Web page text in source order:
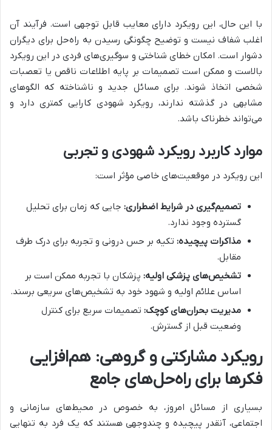
با این حال، این رویکرد دارای معایب قابل توجهی است. فرآیند آن
اغلب شفاف نیست و توضیح چگونگی رسیدن به راه‌حل برای دیگران
دشوار است. امکان خطای شناختی و سوگیری‌های فردی در این رویکرد
بالاست و ممکن است تصمیمات بر پایه اطلاعات ناقص یا تعصبات
شخصی اتخاذ شوند. برای مسائل جدید و ناشناخته که الگوهای
مشابهی در گذشته ندارند، رویکرد شهودی کارایی کمتری دارد و
می‌تواند خطرناک باشد.
موارد کاربرد رویکرد شهودی و تجربی
این رویکرد در موقعیت‌های خاصی مؤثر است:
تصمیم‌گیری در شرایط اضطراری: جایی که زمان برای تحلیل
گسترده وجود ندارد.
مذاکرات پیچیده: تکیه بر حس درونی و تجربه برای درک طرف
مقابل.
تشخیص‌های پزشکی اولیه: پزشکان با تجربه ممکن است بر
اساس علائم اولیه و شهود خود به تشخیص‌های سریعی برسند.
مدیریت بحران‌های کوچک: تصمیمات سریع برای کنترل
وضعیت قبل از گسترش.
رویکرد مشارکتی و گروهی: هم‌افزایی
فکرها برای راه‌حل‌های جامع
بسیاری از مسائل امروز، به خصوص در محیط‌های سازمانی و
اجتماعی، آنقدر پیچیده و چندوجهی هستند که یک فرد به تنهایی